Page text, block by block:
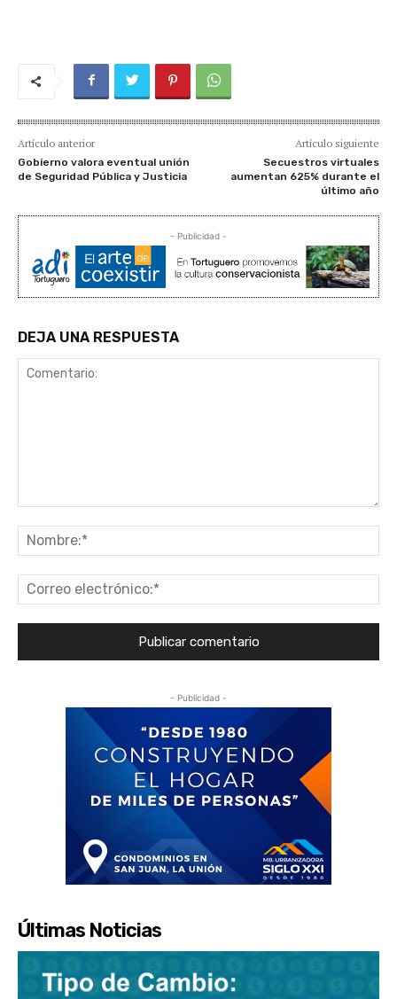
Artículo anterior
Gobierno valora eventual unión
de Seguridad Pública y Justicia
Artículo siguiente
Secuestros virtuales
aumentan 625% durante el
último año
- Publicidad -
DEJA UNA RESPUESTA
- Publicidad -
Últimas Noticias